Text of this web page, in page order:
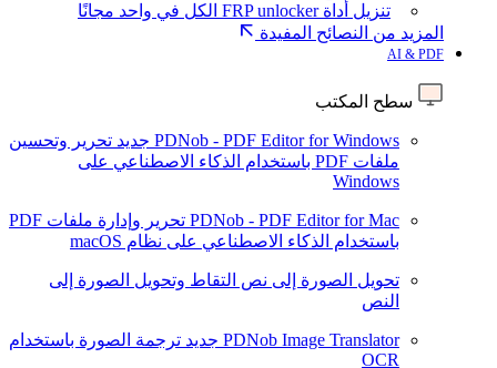
تنزيل أداة FRP unlocker الكل في واحد مجانًا
المزيد من النصائح المفيدة
AI & PDF
سطح المكتب
PDNob - PDF Editor for Windows جديد تحرير وتحسين
ملفات PDF باستخدام الذكاء الاصطناعي على
Windows
PDNob - PDF Editor for Mac
تحرير وإدارة ملفات PDF
باستخدام الذكاء الاصطناعي على نظام macOS
تحويل الصورة إلى نص التقاط وتحويل الصورة إلى
النص
PDNob Image Translator جديد ترجمة الصورة باستخدام
OCR